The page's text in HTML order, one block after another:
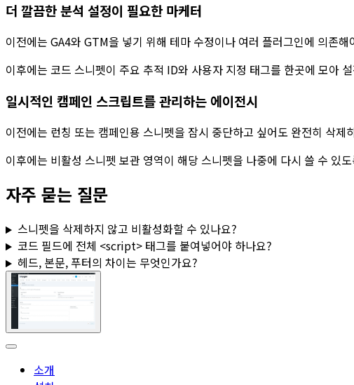
더 깔끔한 분석 설정이 필요한 마케터
이전에는 GA4와 GTM을 넣기 위해 테마 수정이나 여러 플러그인에 의존해
이후에는 코드 스니펫이 주요 추적 ID와 사용자 지정 태그를 한곳에 모아
일시적인 캠페인 스크립트를 관리하는 에이전시
이전에는 런칭 또는 캠페인용 스니펫을 잠시 중단하고 싶어도 완전히 삭제
이후에는 비활성 스니펫 보관 영역이 해당 스니펫을 나중에 다시 쓸 수 있
자주 묻는 질문
스니펫을 삭제하지 않고 비활성화할 수 있나요?
코드 필드에 전체 <script>태그를 붙여넣어야 하나요?
헤드, 본문, 푸터의 차이는 무엇인가요?
소개